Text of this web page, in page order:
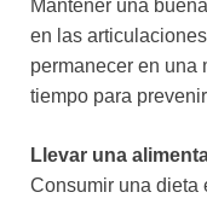
Mantener una
en las
permanecer en una
tiempo para
Llevar una
Consumir una dieta